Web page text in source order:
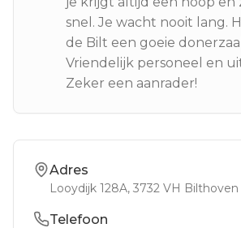
snel. Je wacht nooit lang.
de Bilt een goeie
Vriendelijk personeel en
Zeker een aanrader!
Adres
Looydijk 128A, 3732 VH Bilthoven
Telefoon